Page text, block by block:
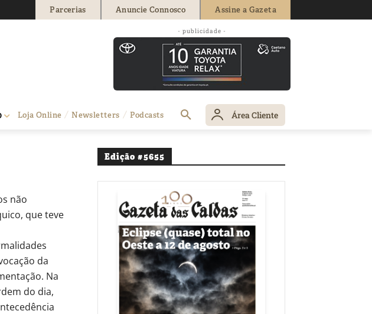
Parcerias Anuncie Connosco Assine a Gazeta
- publicidade -
Loja Online Newsletters Podcasts Área Cliente
não
que teve
da
Na
do dia,
Edição #5655